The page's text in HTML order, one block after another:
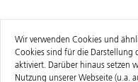
Wir verwenden Cookies und
Cookies sind für die Darstellung
aktiviert. Darüber hinaus setzen
Nutzung unserer Webseite (u.a.